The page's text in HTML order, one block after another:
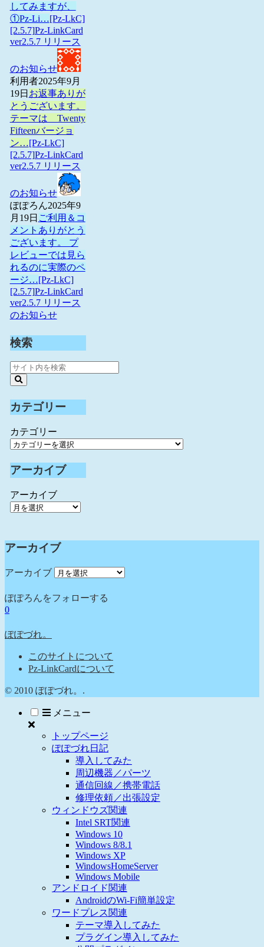
してみますが、
①Pz-Li…[Pz-LkC]
[2.5.7]Pz-LinkCard
ver2.5.7 リリース
のお知らせ
利用者2025年9月
19日 お返事ありが
とうございます。
テーマは Twenty
Fifteenバージョ
ン…[Pz-LkC]
[2.5.7]Pz-LinkCard
ver2.5.7 リリース
のお知らせ
ぽぽろん2025年9
月19日 ご利用＆コ
メントありがとう
ございます。 プ
レビューでは見ら
れるのに実際のペ
ージ…[Pz-LkC]
[2.5.7]Pz-LinkCard
ver2.5.7 リリース
のお知らせ
検索
カテゴリー
カテゴリー
アーカイブ
アーカイブ
アーカイブ
アーカイブ
ぽぽろんをフォローする
0
ぽぽづれ。
このサイトについて
Pz-LinkCardについて
© 2010 ぽぽづれ。.
メニュー
トップページ
ぽぽづれ日記
導入してみた
周辺機器／パーツ
通信回線／携帯電話
修理依頼／出張設定
ウィンドウズ関連
Intel SRT関連
Windows 10
Windows 8/8.1
Windows XP
WindowsHomeServer
Windows Mobile
アンドロイド関連
AndroidのWi-Fi簡単設定
ワードプレス関連
テーマ導入してみた
プラグイン導入してみた